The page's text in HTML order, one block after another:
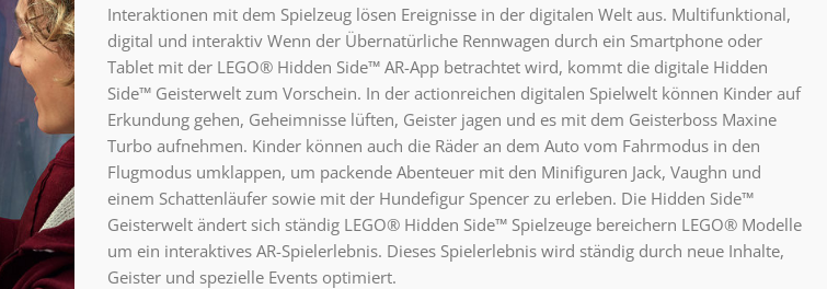
Interaktionen mit dem Spielzeug lösen Ereignisse in der digitalen Welt aus. Multifunktional,
digital und interaktiv Wenn der Übernatürliche Rennwagen durch ein Smartphone oder
Tablet mit der LEGO® Hidden Side™ AR-App betrachtet wird, kommt die digitale Hidden
Side™ Geisterwelt zum Vorschein. In der actionreichen digitalen Spielwelt können Kinder auf
Erkundung gehen, Geheimnisse lüften, Geister jagen und es mit dem Geisterboss Maxine
Turbo aufnehmen. Kinder können auch die Räder an dem Auto vom Fahrmodus in den
Flugmodus umklappen, um packende Abenteuer mit den Minifiguren Jack, Vaughn und
einem Schattenläufer sowie mit der Hundefigur Spencer zu erleben. Die Hidden Side™
Geisterwelt ändert sich ständig LEGO® Hidden Side™ Spielzeuge bereichern LEGO® Modelle
um ein interaktives AR-Spielerlebnis. Dieses Spielerlebnis wird ständig durch neue Inhalte,
Geister und spezielle Events optimiert.